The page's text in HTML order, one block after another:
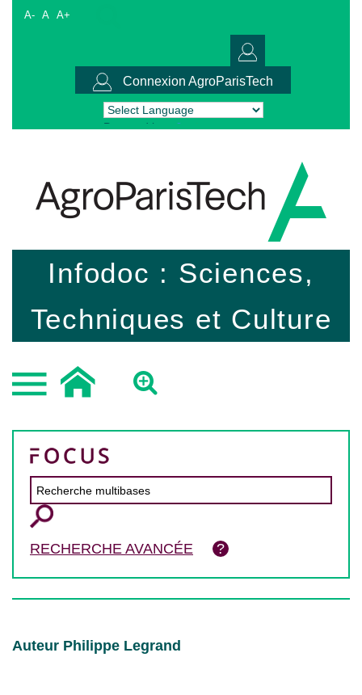
A- A A+
Connexion AgroParisTech
Powered by Translate
Infodoc : Sciences,
Techniques et Culture
RECHERCHE AVANCÉE
Auteur Philippe Legrand